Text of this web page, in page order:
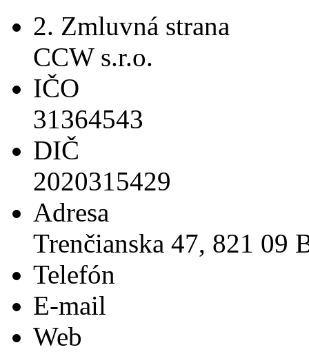
2. Zmluvná strana
CCW s.r.o.
IČO
31364543
DIČ
2020315429
Adresa
Trenčianska 47, 821 09
Telefón
E-mail
Web